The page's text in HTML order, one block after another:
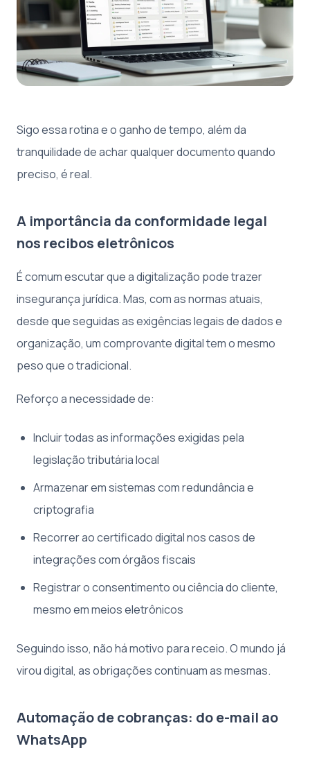
Sigo essa rotina e o ganho de tempo, além da
tranquilidade de achar qualquer documento quando
preciso, é real.
A importância da conformidade legal
nos recibos eletrônicos
É comum escutar que a digitalização pode trazer
insegurança jurídica. Mas, com as normas atuais,
desde que seguidas as exigências legais de dados e
organização, um comprovante digital tem o mesmo
peso que o tradicional.
Reforço a necessidade de:
Incluir todas as informações exigidas pela
legislação tributária local
Armazenar em sistemas com redundância e
criptografia
Recorrer ao certificado digital nos casos de
integrações com órgãos fiscais
Registrar o consentimento ou ciência do cliente,
mesmo em meios eletrônicos
Seguindo isso, não há motivo para receio. O mundo já
virou digital, as obrigações continuam as mesmas.
Automação de cobranças: do e-mail ao
WhatsApp